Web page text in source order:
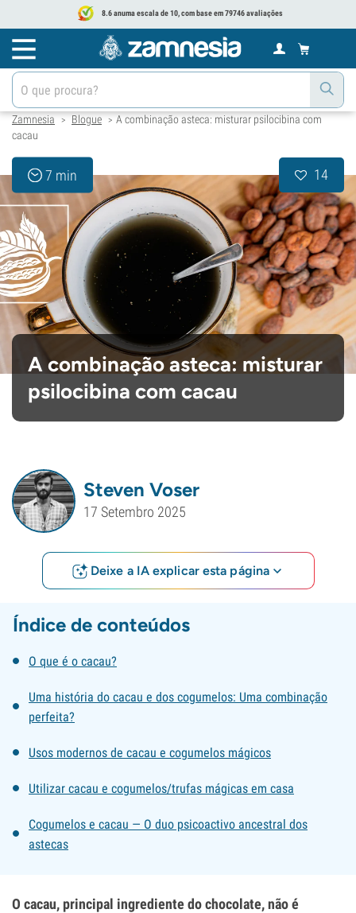
8.6 anuma escala de 10, com base em 79746 avaliações
Zamnesia > Blogue > A combinação asteca: misturar psilocibina com
cacau
7 min 14
A combinação asteca: misturar
psilocibina com cacau
Steven Voser
17 Setembro 2025
Deixe a IA explicar esta página
Índice de conteúdos
O que é o cacau?
Uma história do cacau e dos cogumelos: Uma combinação
perfeita?
Usos modernos de cacau e cogumelos mágicos
Utilizar cacau e cogumelos/trufas mágicas em casa
Cogumelos e cacau — O duo psicoactivo ancestral dos
astecas
O cacau, principal ingrediente do chocolate, não é